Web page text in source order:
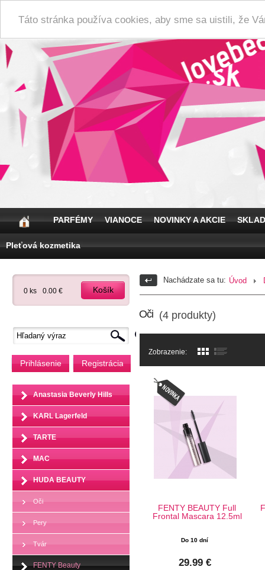
Táto stránka používa cookies, aby sme sa uistili, že
PARFÉMY VIANOCE NOVINKY A AKCIE
Pleťová kozmetika
0 ks 0.00 € Košík
Prihlásenie Registrácia
Anastasia Beverly Hills
KARL Lagerfeld
TARTE
MAC
HUDA BEAUTY
Oči
Pery
Tvár
FENTY Beauty
Nachádzate sa tu: Úvod
Oči (4 produkty)
Zobrazenie:
FENTY BEAUTY Full
Frontal Mascara 12.5ml
Do 10 dní
29.99 €